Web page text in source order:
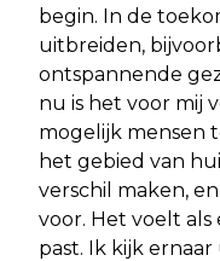
begin. In de
uitbreiden,
ontspannende
nu is het voor mij
mogelijk mensen
het gebied van
verschil maken,
voor. Het voelt
past. Ik kijk